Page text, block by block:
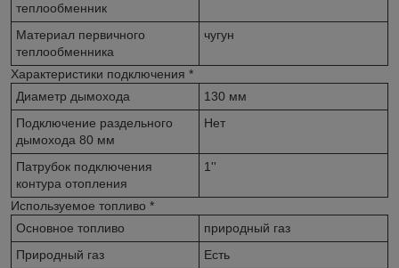
теплообменник
Материал первичного
теплообменника
чугун
Характеристики подключения *
Диаметр дымохода
130 мм
Подключение раздельного
дымохода 80 мм
Нет
Патрубок подключения
контура отопления
1''
Используемое топливо *
Основное топливо
природный газ
Природный газ
Есть